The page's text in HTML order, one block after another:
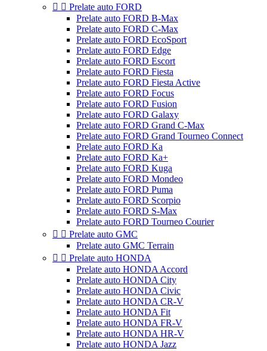
  Prelate auto FORD
Prelate auto FORD B-Max
Prelate auto FORD C-Max
Prelate auto FORD EcoSport
Prelate auto FORD Edge
Prelate auto FORD Escort
Prelate auto FORD Fiesta
Prelate auto FORD Fiesta Active
Prelate auto FORD Focus
Prelate auto FORD Fusion
Prelate auto FORD Galaxy
Prelate auto FORD Grand C-Max
Prelate auto FORD Grand Tourneo Connect
Prelate auto FORD Ka
Prelate auto FORD Ka+
Prelate auto FORD Kuga
Prelate auto FORD Mondeo
Prelate auto FORD Puma
Prelate auto FORD Scorpio
Prelate auto FORD S-Max
Prelate auto FORD Tourneo Courier
  Prelate auto GMC
Prelate auto GMC Terrain
  Prelate auto HONDA
Prelate auto HONDA Accord
Prelate auto HONDA City
Prelate auto HONDA Civic
Prelate auto HONDA CR-V
Prelate auto HONDA Fit
Prelate auto HONDA FR-V
Prelate auto HONDA HR-V
Prelate auto HONDA Jazz